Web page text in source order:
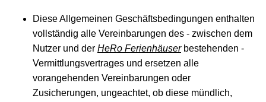
Diese Allgemeinen Geschäftsbedingungen enthalten
vollständig alle Vereinbarungen des - zwischen dem
Nutzer und der HeRo Ferienhäuserbestehenden -
Vermittlungsvertrages und ersetzen alle
vorangehenden Vereinbarungen oder
Zusicherungen, ungeachtet, ob diese mündlich,